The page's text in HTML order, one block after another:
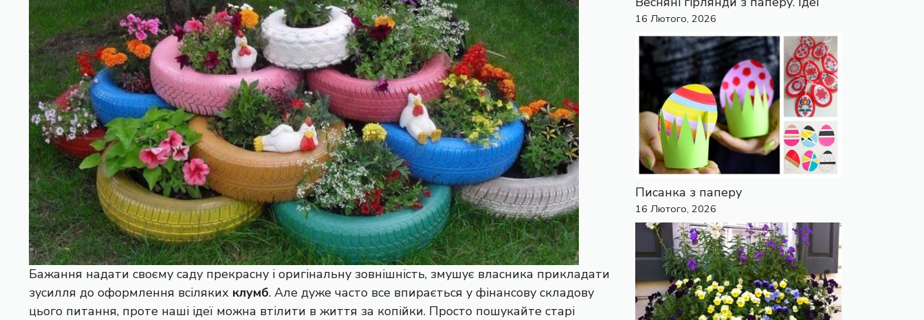
Бажання надати своєму саду прекрасну і оригінальну зовнішність, змушує власника прикладати
зусилля до оформлення всіляких клумб. Але дуже часто все впирається у фінансову складову
цього питання, проте наші ідеї можна втілити в життя за копійки. Просто пошукайте старі
16 Лютого, 2026
Писанка з паперу
16 Лютого, 2026